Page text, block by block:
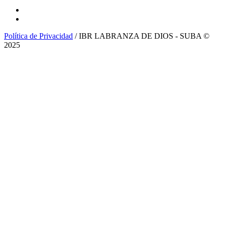
Política de Privacidad / IBR LABRANZA DE DIOS - SUBA ©
2025